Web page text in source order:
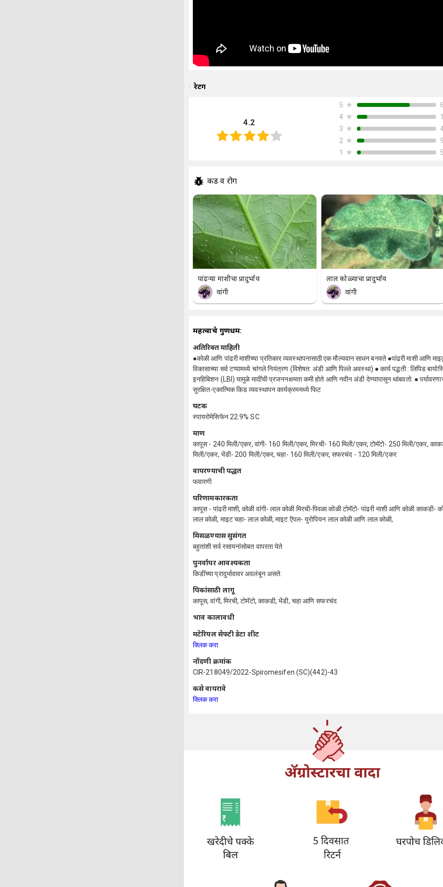
रेटिंग
4.2
5 ★
4 ★
3 ★
2 ★
9
1
★ 5
कीड व रोग
पांढऱ्या माशीचा प्रादुर्भाव
वांगी
लाल कोळ्याचा प्रादुर्भाव
वांगी
महत्वाचे गुणधर्म:
अतिरिक्त माहिती
●कोळी आणि पांढरी माशीच्या प्रतिकार व्यवस्थापनासाठी एक मौल्यवान साधन बनवते ●पांढरी माशी आणि
विकासाच्या सर्व टप्यामध्ये चांगले नियंत्रण (विशेषत: अंडी आणि पिल्ले अवस्था) ● कार्य पद्धती : लिपिड
इनहिबिशन (LBI) यामुळे मादींची प्रजननक्षमता कमी होते आणि नवीन अंडी देण्यापासून थांबवतो. ●
सुरक्षित-एकात्मिक किड व्यवस्थापन कार्यक्रममध्ये फिट
घटक
स्पायरोमेसिफेन 22.9% SC
प्रमाण
कापूस - 240 मिली/एकर, वांगी- 160 मिली/एकर, मिरची- 160 मिली/एकर, टोमॅटो- 250 मिली/एकर,
मिली/एकर, भेंडी- 200 मिली/एकर, चहा- 160 मिली/एकर, सफरचंद - 120 मिली/एकर
वापरण्याची पद्धत
फवारणी
परिणामकारकता
कापूस - पांढरी माशी, कोळी वांगी- लाल कोळी मिरची-पिवळा कोळी टोमॅटो- पांढरी माशी आणि कोळी काकडी-
लाल कोळी, माइट चहा- लाल कोळी, माइट ऍपल- युरोपियन लाल कोळी आणि लाल कोळी,
मिसळण्यास सुसंगत
बहुतांशी सर्व रसायनांसोबत वापरता येते
पुनर्वापर आवश्यकता
किडींच्या प्रादुर्भावावर अवलंबून असते.
पिकांसाठी लागू
कापूस, वांगी, मिरची, टोमॅटो, काकडी, भेंडी, चहा आणि सफरचंद
प्रभाव कालावधी
मटेरियल सेफ्टी डेटा शीट
क्लिक करा
नोंदणी क्रमांक
CIR-218049/2022-Spiromesifen (SC)(442)-43
कसे वापरावे
क्लिक करा